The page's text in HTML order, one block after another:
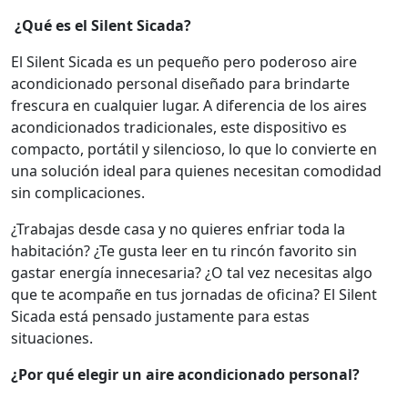
¿Qué es el Silent Sicada?
El Silent Sicada es un pequeño pero poderoso aire
acondicionado personal diseñado para brindarte
frescura en cualquier lugar. A diferencia de los aires
acondicionados tradicionales, este dispositivo es
compacto, portátil y silencioso, lo que lo convierte en
una solución ideal para quienes necesitan comodidad
sin complicaciones.
¿Trabajas desde casa y no quieres enfriar toda la
habitación? ¿Te gusta leer en tu rincón favorito sin
gastar energía innecesaria? ¿O tal vez necesitas algo
que te acompañe en tus jornadas de oficina? El Silent
Sicada está pensado justamente para estas
situaciones.
¿Por qué elegir un aire acondicionado personal?